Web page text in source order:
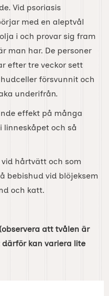
Vid psoriasis
med en aleptvål
i och provar sig fram
man har. De personer
efter tre veckor sett
försvunnit och
underifrån.
effekt på många
linneskåpet och så
hårtvätt och som
bebishud vid blöjeksem
och katt.
(observera att tvålen är
kan variera lite